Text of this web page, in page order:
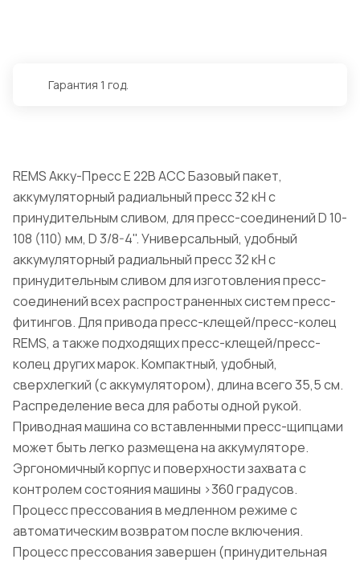
Гарантия 1 год.
REMS Акку-Пресс Е 22В АСС Базовый пакет,
аккумуляторный радиальный пресс 32 кН с
принудительным сливом, для пресс-соединений D 10-
108 (110) мм, D 3/8-4". Универсальный, удобный
аккумуляторный радиальный пресс 32 кН с
принудительным сливом для изготовления пресс-
соединений всех распространенных систем пресс-
фитингов. Для привода пресс-клещей/пресс-колец
REMS, а также подходящих пресс-клещей/пресс-
колец других марок. Компактный, удобный,
сверхлегкий (с аккумулятором), длина всего 35,5 см.
Распределение веса для работы одной рукой.
Приводная машина со вставленными пресс-щипцами
может быть легко размещена на аккумуляторе.
Эргономичный корпус и поверхности захвата с
контролем состояния машины >360 градусов.
Процесс прессования в медленном режиме с
автоматическим возвратом после включения.
Процесс прессования завершен (принудительная